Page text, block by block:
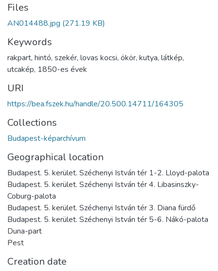
Files
AN014488.jpg (271.19 KB)
Keywords
rakpart, hintó, szekér, lovas kocsi, ökör, kutya, látkép,
utcakép, 1850-es évek
URI
https://bea.fszek.hu/handle/20.500.14711/164305
Collections
Budapest-képarchívum
Geographical location
Budapest. 5. kerület. Széchenyi István tér 1-2. Lloyd-palota
Budapest. 5. kerület. Széchenyi István tér 4. Libasinszky-
Coburg-palota
Budapest. 5. kerület. Széchenyi István tér 3. Diana fürdő
Budapest. 5. kerület. Széchenyi István tér 5-6. Nákó-palota
Duna-part
Pest
Creation date